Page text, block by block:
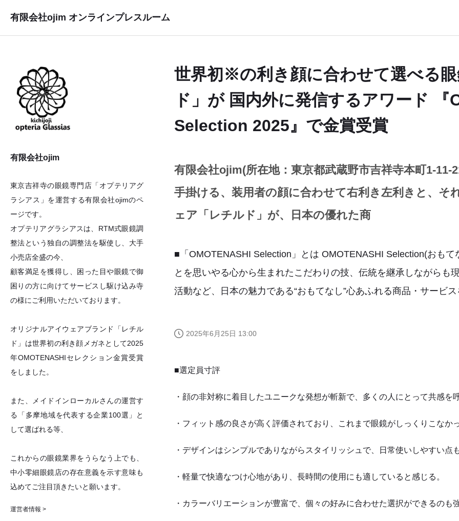
有限会社ojim オンラインプレスルーム
有限会社ojim
東京吉祥寺の眼鏡専門店「オプテリアグ
ラシアス」を運営する有限会社ojimのペ
ージです。
オプテリアグラシアスは、RTM式眼鏡調
整法という独自の調整法を駆使し、大手
小売店全盛の今、
顧客満足を獲得し、困った目や眼鏡で御
困りの方に向けてサービスし駆け込み寺
の様にご利用いただいております。
オリジナルアイウェアブランド「レチル
ド」は世界初の利き顔メガネとして2025
年OMOTENASHIセレクション金賞受賞
をしました。
また、メイドインローカルさんの運営す
る「多摩地域を代表する企業100選」と
して選ばれる等、
これからの眼鏡業界をうらなう上でも、
中小零細眼鏡店の存在意義を示す意味も
込めてご注目頂きたいと願います。
運営者情報 >
世界初※の利き顔に合わせて選べる
ド」が 国内外に発信するアワード 『
Selection 2025』で金賞受賞
有限会社ojim(所在地：東京都武蔵野市吉祥寺本町1-11-
手掛ける、装用者の顔に合わせて右利き左利きと、そ
ェア「レチルド」が、日本の優れた商
■「OMOTENASHI Selection」とは OMOTENASHI Selection(おも
とを思いやる心から生まれたこだわりの技、伝統を継承しながらも
活動など、日本の魅力である“おもてなし”心あふれる商品・サービ
2025年6月25日 13:00
■選定員寸評
・顔の非対称に着目したユニークな発想が斬新で、多くの人にとって共感を
・フィット感の良さが高く評価されており、これまで眼鏡がしっくりこなか
・デザインはシンプルでありながらスタイリッシュで、日常使いしやすい点
・軽量で快適なつけ心地があり、長時間の使用にも適していると感じる。
・カラーバリエーションが豊富で、個々の好みに合わせた選択ができるのも